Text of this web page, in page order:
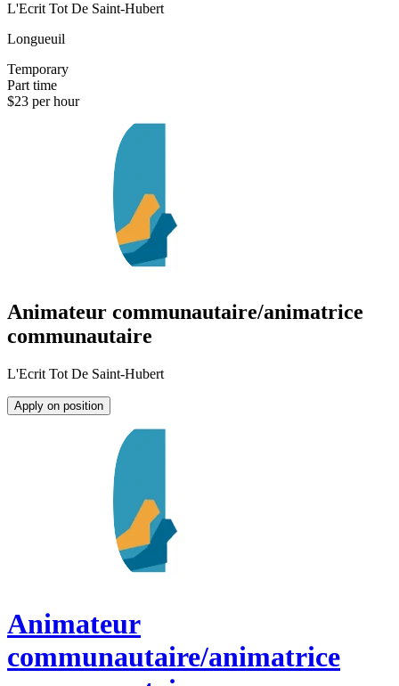
L'Ecrit Tot De Saint-Hubert
Longueuil
Temporary
Part time
$23 per hour
Animateur communautaire/animatrice
communautaire
L'Ecrit Tot De Saint-Hubert
Apply on position
Animateur
communautaire/animatrice